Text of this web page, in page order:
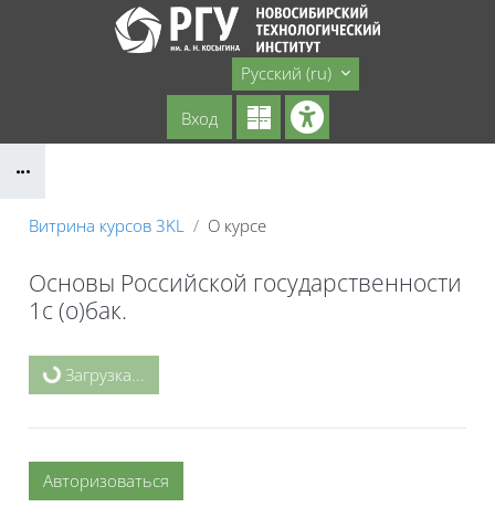
Перейти к основному содержанию
Русский ‎(ru)‎
Вход
Витрина курсов 3KL О курсе
Основы Российской государственности
1с (о)бак.
Блоки
Загрузка...
Авторизоваться